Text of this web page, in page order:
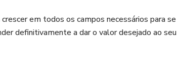
em todos os campos necessários para se
definitivamente a dar o valor desejado ao seu